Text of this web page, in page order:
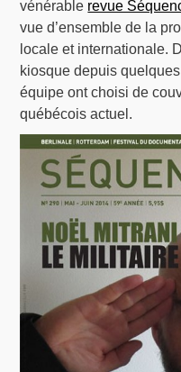
vénérable revue
vue d’ensemble de la
locale et internationale.
kiosque depuis
équipe ont choisi de
québécois actuel.